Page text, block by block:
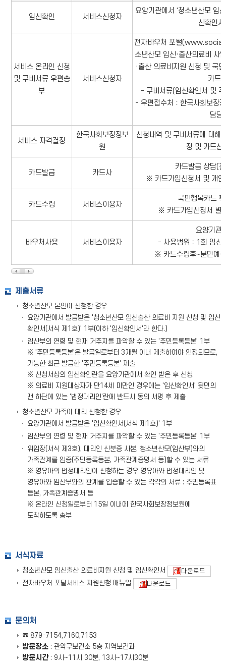
임신확인 서비스신청자
요양기관에서 '청소년산모 임
신확인
서비스 온라인 신청
및 구비서류 우편송
부
서비스신청자
전자바우처 포털
소년산모 임신·출산의료비 사
·출산 의료비지원 신청 및 국
카드)
- 구비서류(임신확인서 및
- 우편접수처：한국사회보장
담당
서비스 자격결정
한국사회보장정보
원
신청내역 및 구비서류에 대해
정 및 카드신
카드발급 카드사
카드발급 상담(
※ 카드가입신청서 및 개
카드수령 서비스이용자
국민행복카드
※ 카드가입신청서 별
바우처사용 서비스이용자
요양기관
- 사용범위：1회 임신
※ 카드수령후~분만예
제출서류
청소년산모 본인이 신청한 경우
요양기관에서 발급받은 '청소년산모 임신출산 의료비 지원 신청 및 임신
확인서(서식 제1호)' 1부(이하 '임신확인서'라 한다.)
임산부의 연령 및 현재 거주지를 파악할 수 있는 '주민등록등본' 1부
※ '주민등록등본'은 발급일로부터 3개월 이내 제출하여야 인정되므로,
가능한 최근 발급한 '주민등록등본' 제출
※ 신청서상의 임신확인란을 요양기관에서 확인 받은 후 신청
※ 의료비 지원대상자가 만14세 미만인 경우에는 '임신확인서' 뒷면의
맨 하단에 있는 '법정대리인'란에 반드시 동의 서명 후 제출
청소년산모 가족이 대리 신청한 경우
요양기관에서 발급받은 '임신확인서(서식 제1호)' 1부
임산부의 연령 및 현재 거주지를 파악할 수 있는 '주민등록등본' 1부
위임장(서식 제3호), 대리인 신분증 사본, 청소년산모(임산부)와의
가족관계를 입증(주민등록등본, 가족관계증명서 등)할 수 있는 서류
※ 영유아의 법정대리인이 신청하는 경우 영유아와 법정대리인 및
영유아와 임산부와의 관계를 입증할 수 있는 각각의 서류 : 주민등록표
등본, 가족관계증명서 등
※ 온라인 신청일로부터 15일 이내에 한국사회보장정보원에
도착하도록 송부
서식자료
청소년산모 임신출산 의료비지원 신청 및 임신확인서 다운로드
전자바우처 포털서비스 지원신청 매뉴얼 다운로드
문의처
☎ 879-7154,7160,7153
방문장소 : 관악구보건소 5층 지역보건과
방문시간: 9시~11시 30분, 13시~17시30분